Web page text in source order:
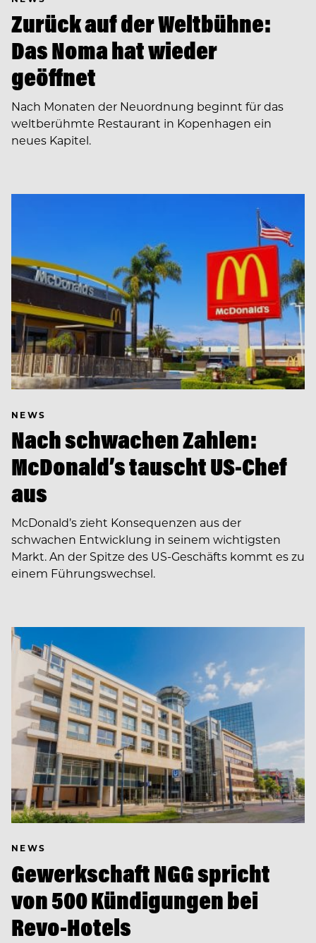
Zurück auf der Weltbühne:
Das Noma hat wieder
geöffnet
Nach Monaten der Neuordnung beginnt für das
weltberühmte Restaurant in Kopenhagen ein
neues Kapitel.
NEWS
Nach schwachen Zahlen:
McDonald’s tauscht US-Chef
aus
McDonald’s zieht Konsequenzen aus der
schwachen Entwicklung in seinem wichtigsten
Markt. An der Spitze des US-Geschäfts kommt es zu
einem Führungswechsel.
NEWS
Gewerkschaft NGG spricht
von 500 Kündigungen bei
Revo-Hotels